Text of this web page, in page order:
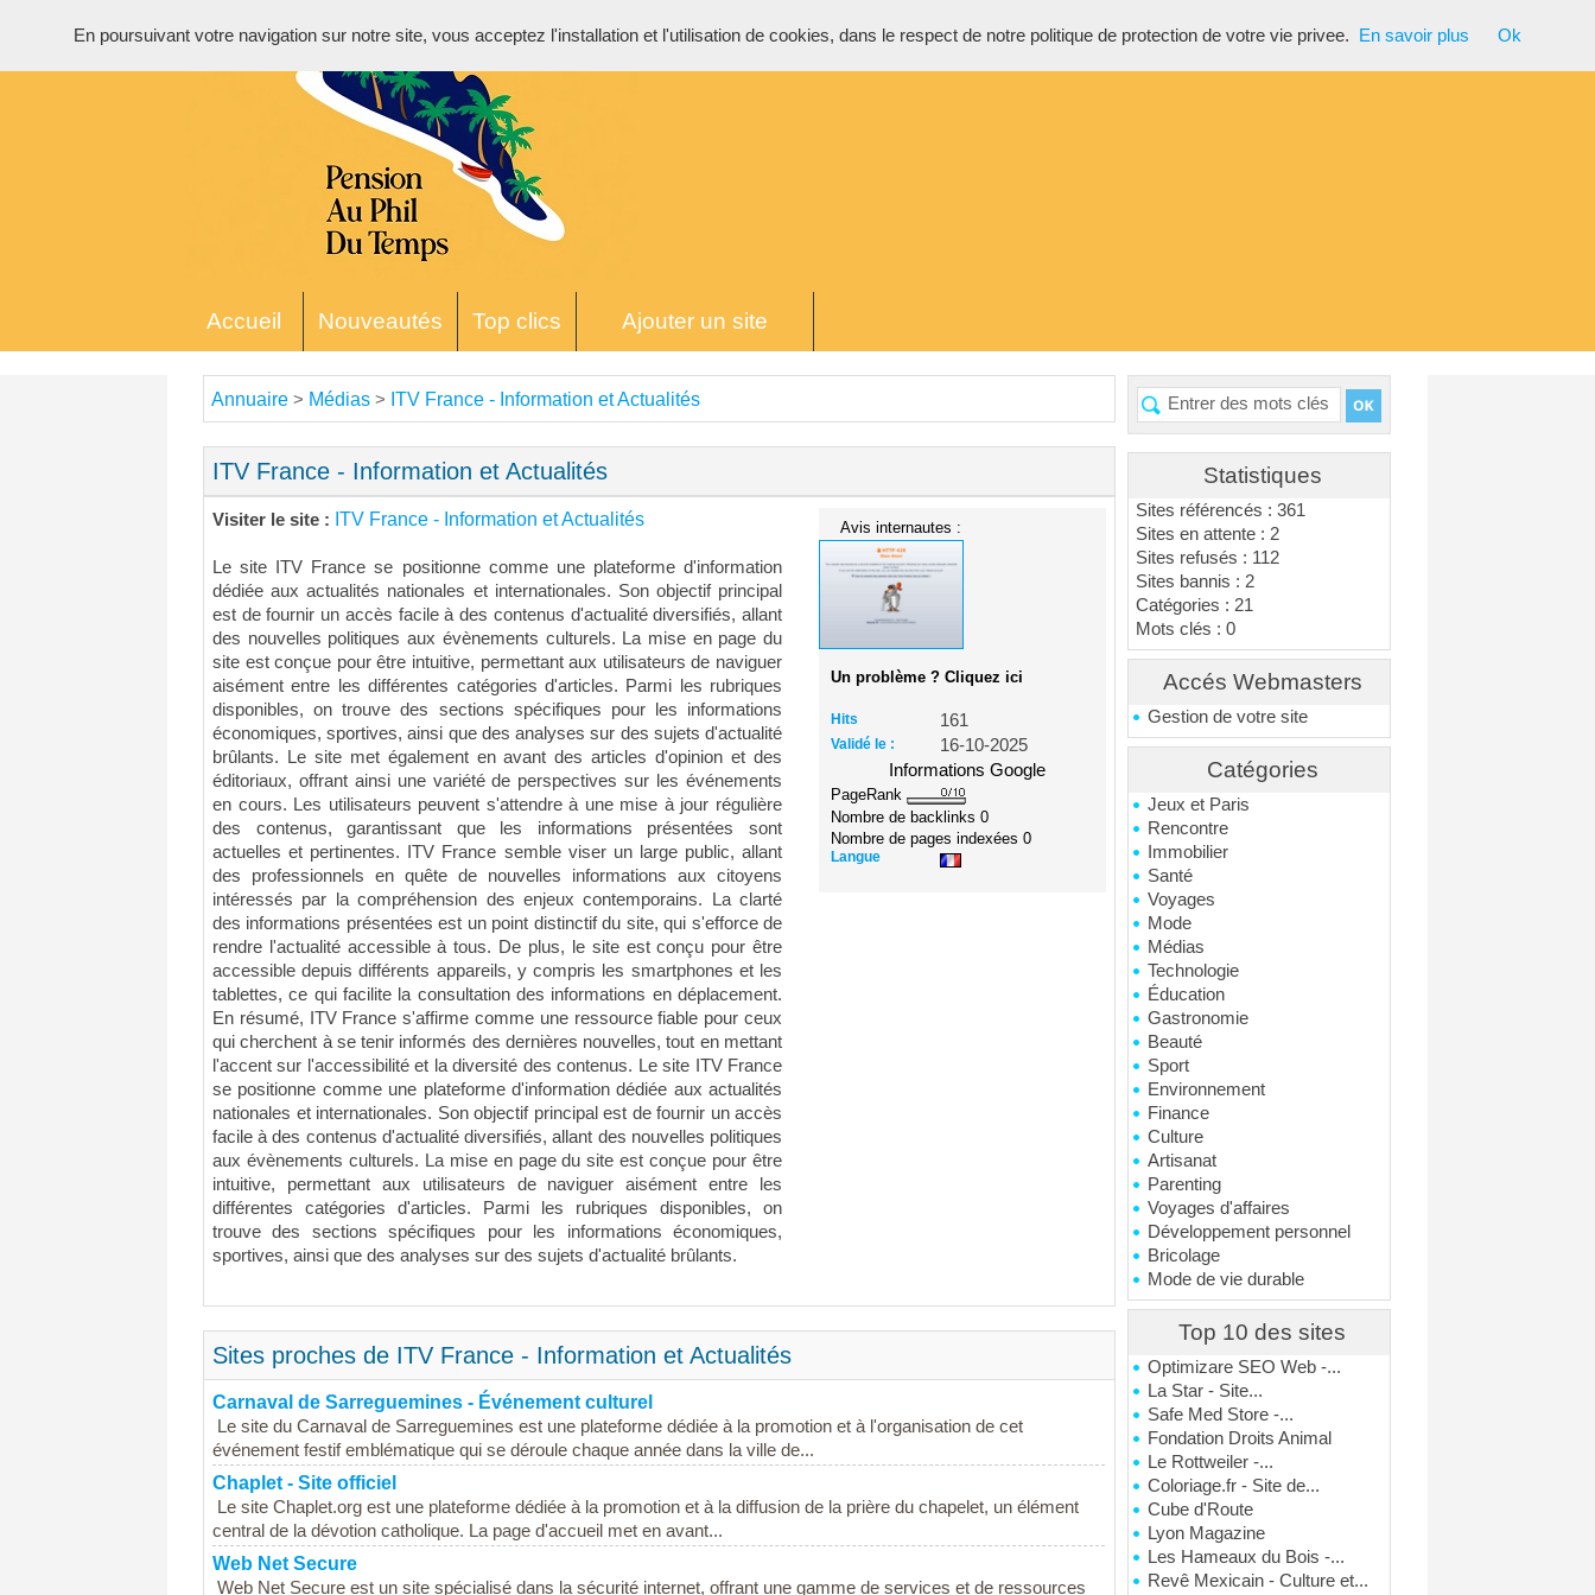
Accueil Nouveautés Top clics Ajouter un site
Statistiques
Sites référencés : 361
Sites en attente : 2
Sites refusés : 112
Sites bannis : 2
Catégories : 21
Mots clés : 0
Accés Webmasters
Gestion de votre site
Catégories
Jeux et Paris
Rencontre
Immobilier
Santé
Voyages
Mode
Médias
Technologie
Éducation
Gastronomie
Beauté
Sport
Environnement
Finance
Culture
Artisanat
Parenting
Voyages d'affaires
Développement personnel
Bricolage
Mode de vie durable
Top 10 des sites
Optimizare SEO Web -...
La Star - Site...
Safe Med Store -...
Fondation Droits Animal
Le Rottweiler -...
Coloriage.fr - Site de...
Cube d'Route
Lyon Magazine
Les Hameaux du Bois -...
Revê Mexicain - Culture et...
Annuaire > Médias > ITV France - Information et Actualités
ITV France - Information et Actualités
Visiter le site : ITV France - Information et Actualités
Le site ITV France se positionne comme une plateforme d'information
dédiée aux actualités nationales et internationales. Son objectif principal
est de fournir un accès facile à des contenus d'actualité diversifiés, allant
des nouvelles politiques aux évènements culturels. La mise en page du
site est conçue pour être intuitive, permettant aux utilisateurs de naviguer
aisément entre les différentes catégories d'articles. Parmi les rubriques
disponibles, on trouve des sections spécifiques pour les informations
économiques, sportives, ainsi que des analyses sur des sujets d'actualité
brûlants. Le site met également en avant des articles d'opinion et des
éditoriaux, offrant ainsi une variété de perspectives sur les événements
en cours. Les utilisateurs peuvent s'attendre à une mise à jour régulière
des contenus, garantissant que les informations présentées sont
actuelles et pertinentes. ITV France semble viser un large public, allant
des professionnels en quête de nouvelles informations aux citoyens
intéressés par la compréhension des enjeux contemporains. La clarté
des informations présentées est un point distinctif du site, qui s'efforce de
rendre l'actualité accessible à tous. De plus, le site est conçu pour être
accessible depuis différents appareils, y compris les smartphones et les
tablettes, ce qui facilite la consultation des informations en déplacement.
En résumé, ITV France s'affirme comme une ressource fiable pour ceux
qui cherchent à se tenir informés des dernières nouvelles, tout en mettant
l'accent sur l'accessibilité et la diversité des contenus. Le site ITV France
se positionne comme une plateforme d'information dédiée aux actualités
nationales et internationales. Son objectif principal est de fournir un accès
facile à des contenus d'actualité diversifiés, allant des nouvelles politiques
aux évènements culturels. La mise en page du site est conçue pour être
intuitive, permettant aux utilisateurs de naviguer aisément entre les
différentes catégories d'articles. Parmi les rubriques disponibles, on
trouve des sections spécifiques pour les informations économiques,
sportives, ainsi que des analyses sur des sujets d'actualité brûlants.
Avis internautes :
Un problème ? Cliquez ici
Hits 161
Validé le :
16-10-2025
Informations Google
PageRank
Nombre de backlinks0
Nombre de pages indexées0
Langue
Sites proches de ITV France - Information et Actualités
Carnaval de Sarreguemines - Événement culturel
Le site du Carnaval de Sarreguemines est une plateforme dédiée à la promotion et à l'organisation de cet
événement festif emblématique qui se déroule chaque année dans la ville de...
Chaplet - Site officiel
Le site Chaplet.org est une plateforme dédiée à la promotion et à la diffusion de la prière du chapelet, un élément
central de la dévotion catholique. La page d'accueil met en avant...
Web Net Secure
Web Net Secure est un site spécialisé dans la sécurité internet, offrant une gamme de services et de ressources
En poursuivant votre navigation sur notre site, vous acceptez l'installation et l'utilisation de cookies, dans le respect de notre politique de protection de votre vie privee. En savoir plus Ok